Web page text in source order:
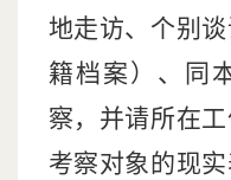
地走访、个别
籍档案）、同
察，并请所在
考察对象的现